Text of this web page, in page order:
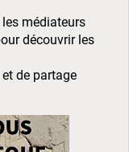
médiateurs
découvrir les
de partage